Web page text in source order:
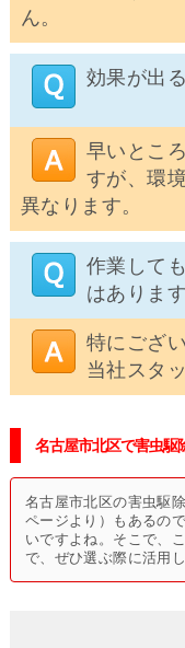
ん。
効果が出
早いとこ
すが、環
異なります。
作業して
はありま
特にござ
当社スタ
名古屋市北区で害虫駆
名古屋市北区の害虫駆
ページより）もあるの
いですよね。そこで、
で、ぜひ選ぶ際に活用